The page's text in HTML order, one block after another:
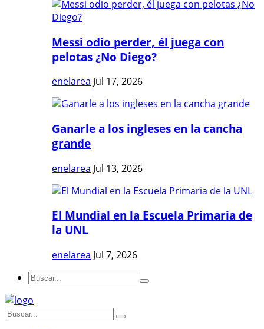
Messi odio perder, él juega con
pelotas ¿No Diego?
enelarea Jul 17, 2026
Ganarle a los ingleses en la cancha
grande
enelarea Jul 13, 2026
El Mundial en la Escuela Primaria de
la UNL
enelarea Jul 7, 2026